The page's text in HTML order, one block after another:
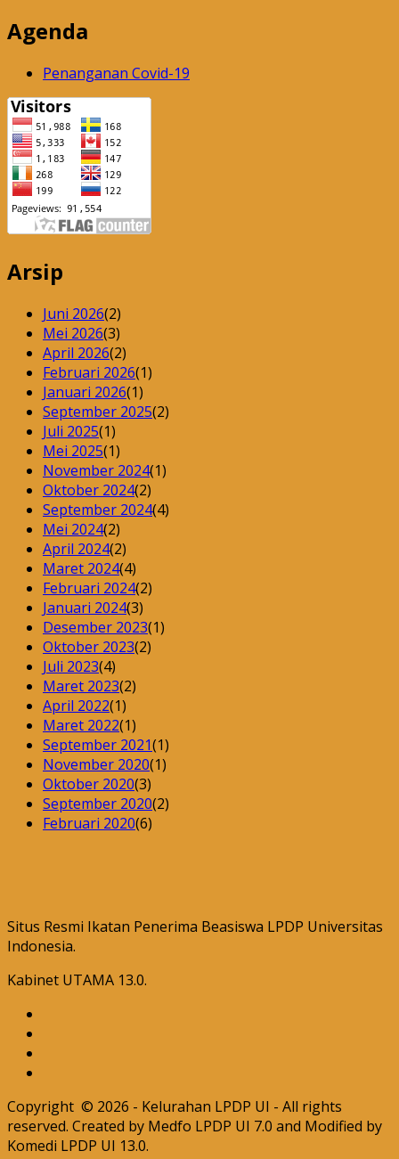
Agenda
Penanganan Covid-19
Arsip
Juni 2026(2)
Mei 2026(3)
April 2026(2)
Februari 2026(1)
Januari 2026(1)
September 2025(2)
Juli 2025(1)
Mei 2025(1)
November 2024(1)
Oktober 2024(2)
September 2024(4)
Mei 2024(2)
April 2024(2)
Maret 2024(4)
Februari 2024(2)
Januari 2024(3)
Desember 2023(1)
Oktober 2023(2)
Juli 2023(4)
Maret 2023(2)
April 2022(1)
Maret 2022(1)
September 2021(1)
November 2020(1)
Oktober 2020(3)
September 2020(2)
Februari 2020(6)
Situs Resmi Ikatan Penerima Beasiswa LPDP Universitas
Indonesia.
Kabinet UTAMA 13.0.
Copyright © 2026 - Kelurahan LPDP UI - All rights
reserved. Created by Medfo LPDP UI 7.0 and Modified by
Komedi LPDP UI 13.0.